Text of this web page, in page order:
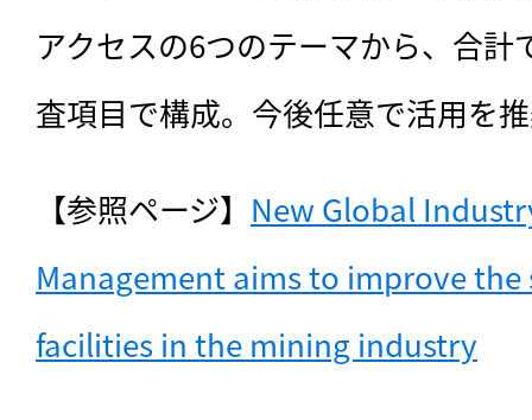
アクセスの6つのテーマから、合計
査項目で構成。今後任意で活用を
【参照ページ】 New Global
Management aims to improve
facilities in the mining industry